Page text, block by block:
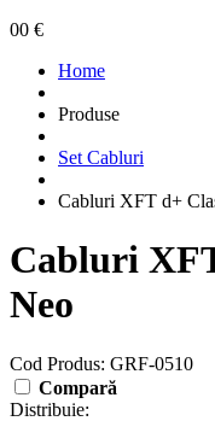
00 €
Home
Produse
Set Cabluri
Cabluri XFT d+
Cabluri
Neo
Cod Produs: GRF-0510
Compară
Distribuie: